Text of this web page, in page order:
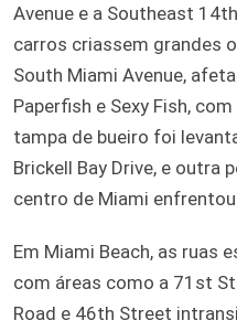
Avenue e a Southeast
carros criassem grandes
South Miami Avenue,
Paperfish e Sexy Fish,
tampa de bueiro foi
Brickell Bay Drive, e outra
centro de Miami
Em Miami Beach, as ruas
com áreas como a 71st
Road e 46th Street